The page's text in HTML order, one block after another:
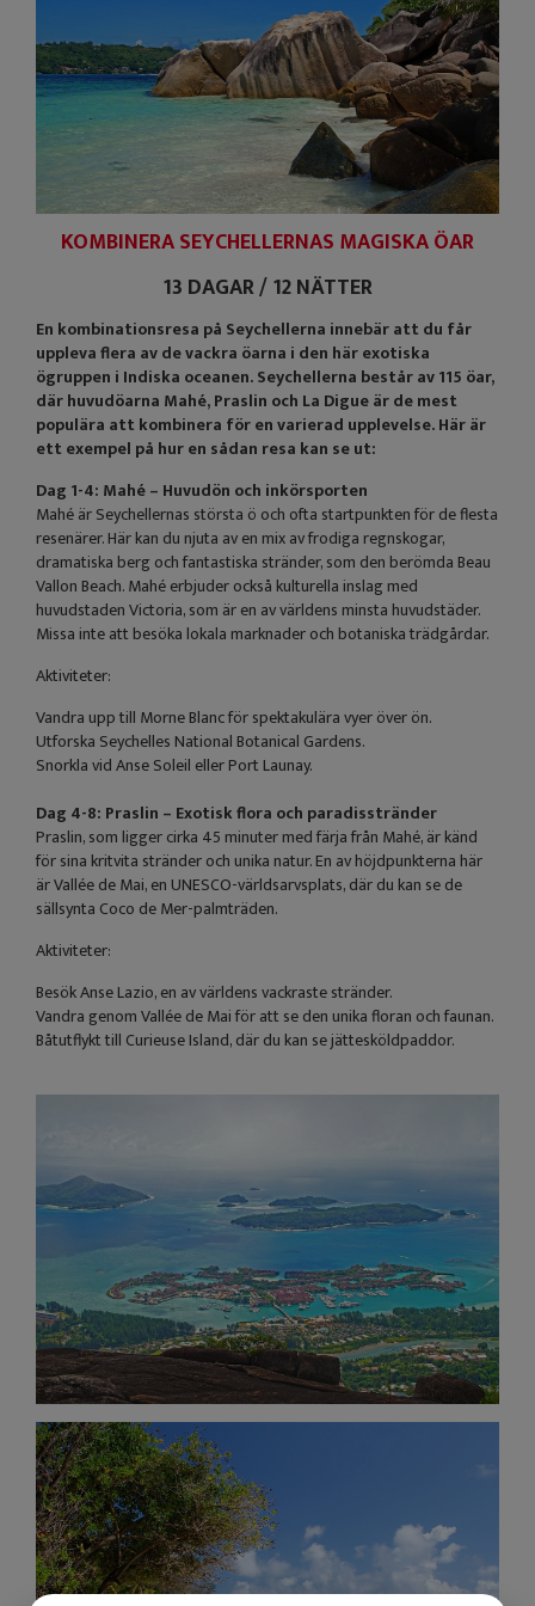
KOMBINERA SEYCHELLERNAS MAGISKA ÖAR
13 DAGAR / 12 NÄTTER
En kombinationsresa på Seychellerna innebär att du får
uppleva flera av de vackra öarna i den här exotiska
ögruppen i Indiska oceanen. Seychellerna består av 115 öar,
där huvudöarna Mahé, Praslin och La Digue är de mest
populära att kombinera för en varierad upplevelse. Här är
ett exempel på hur en sådan resa kan se ut:
Dag 1-4: Mahé – Huvudön och inkörsporten
Mahé är Seychellernas största ö och ofta startpunkten för de flesta
resenärer. Här kan du njuta av en mix av frodiga regnskogar,
dramatiska berg och fantastiska stränder, som den berömda Beau
Vallon Beach. Mahé erbjuder också kulturella inslag med
huvudstaden Victoria, som är en av världens minsta huvudstäder.
Missa inte att besöka lokala marknader och botaniska trädgårdar.
Aktiviteter:
Vandra upp till Morne Blanc för spektakulära vyer över ön.
Utforska Seychelles National Botanical Gardens.
Snorkla vid Anse Soleil eller Port Launay.
Dag 4-8: Praslin – Exotisk flora och paradisstränder
Praslin, som ligger cirka 45 minuter med färja från Mahé, är känd
för sina kritvita stränder och unika natur. En av höjdpunkterna här
är Vallée de Mai, en UNESCO-världsarvsplats, där du kan se de
sällsynta Coco de Mer-palmträden.
Aktiviteter:
Besök Anse Lazio, en av världens vackraste stränder.
Vandra genom Vallée de Mai för att se den unika floran och faunan.
Båtutflykt till Curieuse Island, där du kan se jättesköldpaddor.